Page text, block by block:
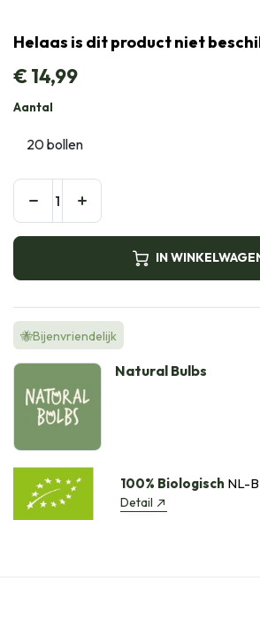
Helaas is dit product niet
€14,99
Aantal
IN
🐝Bijenvriendelijk
Natural Bulbs
100% Biologisch NL-
Detail